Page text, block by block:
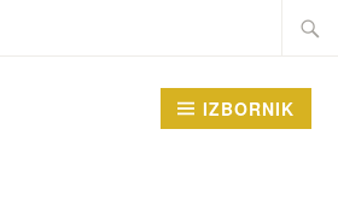
Traži:
IZBORNIK